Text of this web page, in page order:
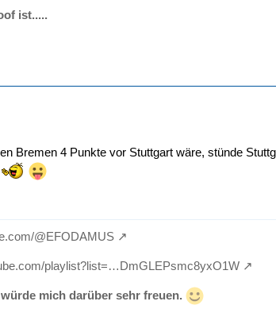
ist.....
Bremen 4 Punkte vor Stuttgart wäre, stünde
@EFODAMUS
playlist?list=…DmGLEPsmc8yxO1W
mich darüber sehr freuen.